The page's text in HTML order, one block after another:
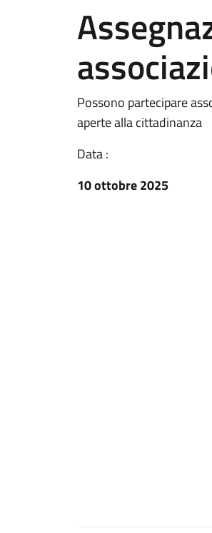
Possono partecipare
aperte alla cittadinanza
Data :
10 ottobre 2025